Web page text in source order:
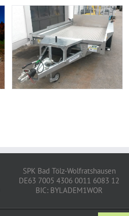
SPK Bad Tölz-Wolfratshausen
DE63 7005 4306 0011 6083 12
BIC: BYLADEM1WOR